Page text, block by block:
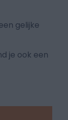
gelijke
je ook een